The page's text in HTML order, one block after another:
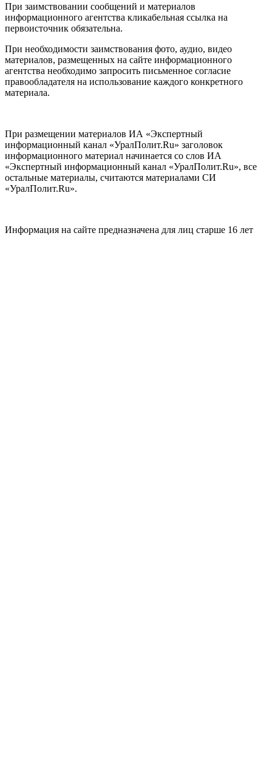
При заимствовании сообщений и материалов
информационного агентства кликабельная ссылка на
первоисточник обязательна.
При необходимости заимствования фото, аудио, видео
материалов, размещенных на сайте информационного
агентства необходимо запросить письменное согласие
правообладателя на использование каждого конкретного
материала.
При размещении материалов ИА «Экспертный
информационный канал «УралПолит.Ru» заголовок
информационного материал начинается со слов ИА
«Экспертный информационный канал «УралПолит.Ru», все
остальные материалы, считаются материалами СИ
«УралПолит.Ru».
Информация на сайте предназначена для лиц старше 16 лет